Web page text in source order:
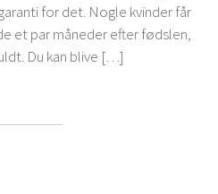
for det. Nogle kvinder får
et par måneder efter fødslen,
Du kan blive […]